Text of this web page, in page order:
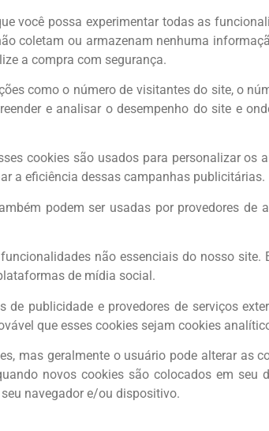
você possa experimentar todas as
coletam ou armazenam nenhuma
a compra com segurança.
como o número de visitantes do site, o
e analisar o desempenho do site e
cookies são usados para personalizar
a eficiência dessas campanhas publicitárias.
podem ser usadas por provedores
não essenciais do nosso
de mídia social.
de publicidade e provedores de serviços
que esses cookies sejam cookies
mas geralmente o usuário pode alterar as
novos cookies são colocados em
navegador e/ou dispositivo.